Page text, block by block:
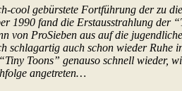
cool gebürstete Fortführung der zu
1990 fand die Erstausstrahlung der
von ProSieben aus auf die
schlagartig auch schon wieder
Toons” genauso schnell wieder,
angetreten…